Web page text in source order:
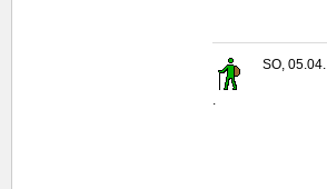
.
SO, 05.04.